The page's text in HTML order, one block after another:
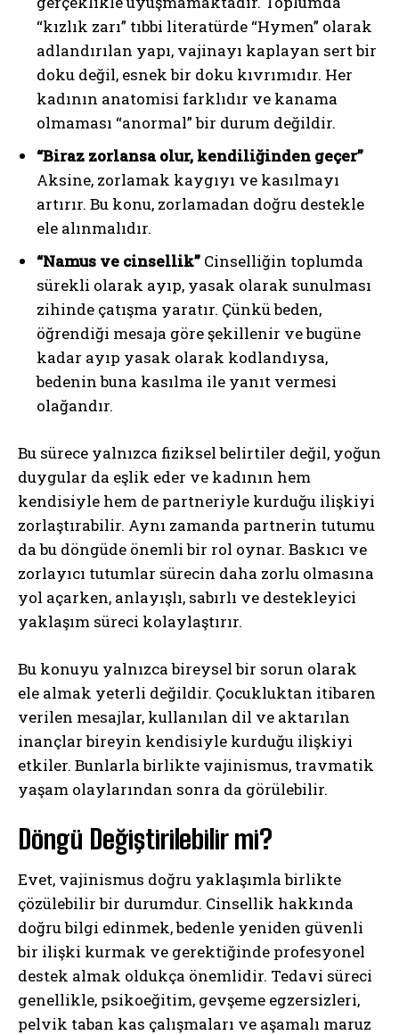
“kızlık zarı” tıbbi literatürde “Hymen” olarak
adlandırılan yapı, vajinayı kaplayan sert bir
doku değil, esnek bir doku kıvrımıdır. Her
kadının anatomisi farklıdır ve kanama
olmaması “anormal” bir durum değildir.
“Biraz zorlansa olur, kendiliğinden geçer”
Aksine, zorlamak kaygıyı ve kasılmayı
artırır. Bu konu, zorlamadan doğru destekle
ele alınmalıdır.
“Namus ve cinsellik” Cinselliğin toplumda
sürekli olarak ayıp, yasak olarak sunulması
zihinde çatışma yaratır. Çünkü beden,
öğrendiği mesaja göre şekillenir ve bugüne
kadar ayıp yasak olarak kodlandıysa,
bedenin buna kasılma ile yanıt vermesi
olağandır.
Bu sürece yalnızca fiziksel belirtiler değil, yoğun
duygular da eşlik eder ve kadının hem
kendisiyle hem de partneriyle kurduğu ilişkiyi
zorlaştırabilir. Aynı zamanda partnerin tutumu
da bu döngüde önemli bir rol oynar. Baskıcı ve
zorlayıcı tutumlar sürecin daha zorlu olmasına
yol açarken, anlayışlı, sabırlı ve destekleyici
yaklaşım süreci kolaylaştırır.
Bu konuyu yalnızca bireysel bir sorun olarak
ele almak yeterli değildir. Çocukluktan itibaren
verilen mesajlar, kullanılan dil ve aktarılan
inançlar bireyin kendisiyle kurduğu ilişkiyi
etkiler. Bunlarla birlikte vajinismus, travmatik
yaşam olaylarından sonra da görülebilir.
Döngü Değiştirilebilir mi?
Evet, vajinismus doğru yaklaşımla birlikte
çözülebilir bir durumdur. Cinsellik hakkında
doğru bilgi edinmek, bedenle yeniden güvenli
bir ilişki kurmak ve gerektiğinde profesyonel
destek almak oldukça önemlidir. Tedavi süreci
genellikle, psikoeğitim, gevşeme egzersizleri,
pelvik taban kas çalışmaları ve aşamalı maruz